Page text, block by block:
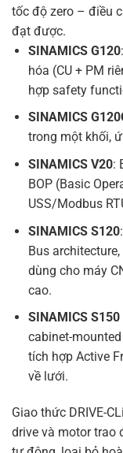
tốc độ zero – điều
đạt được.
SINAMICS G120
hóa (CU + PM
hợp safety
SINAMICS
trong một khối,
SINAMICS V20:
BOP (Basic
USS/Modbus
SINAMICS S120
Bus
dùng cho máy
cao.
SINAMICS
cabinet-
tích hợp Active
về lưới.
Giao thức DRIVE-
drive và motor trao